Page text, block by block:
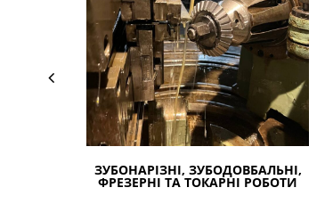
ЗУБОНАРІЗНІ, ЗУБОДОВБАЛЬНІ,
ФРЕЗЕРНІ ТА ТОКАРНІ РОБОТИ